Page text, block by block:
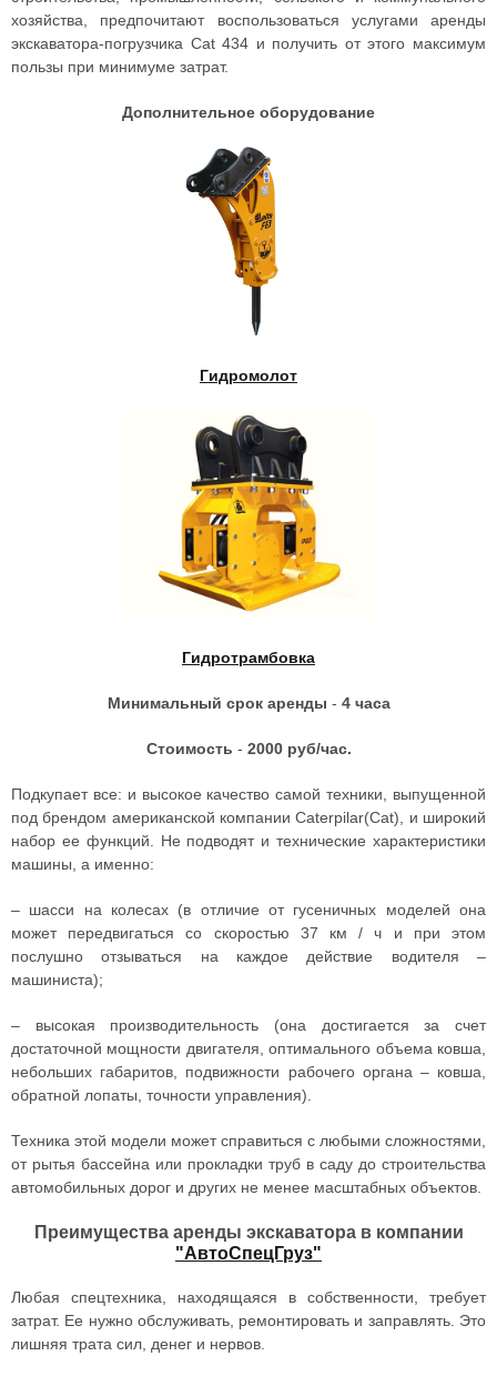
хозяйства, предпочитают воспользоваться услугами аренды
экскаватора-погрузчика Cat 434 и получить от этого максимум
пользы при минимуме затрат.
Дополнительное оборудование
Гидромолот
Гидротрамбовка
Минимальный срок аренды - 4 часа
Стоимость - 2000 руб/час.
Подкупает все: и высокое качество самой техники, выпущенной
под брендом американской компании Caterpilar(Cat), и широкий
набор ее функций. Не подводят и технические характеристики
машины, а именно:
– шасси на колесах (в отличие от гусеничных моделей она
может передвигаться со скоростью 37 км / ч и при этом
послушно отзываться на каждое действие водителя –
машиниста);
– высокая производительность (она достигается за счет
достаточной мощности двигателя, оптимального объема ковша,
небольших габаритов, подвижности рабочего органа – ковша,
обратной лопаты, точности управления).
Техника этой модели может справиться с любыми сложностями,
от рытья бассейна или прокладки труб в саду до строительства
автомобильных дорог и других не менее масштабных объектов.
Преимущества аренды экскаватора в компании
"АвтоСпецГруз"
Любая спецтехника, находящаяся в собственности, требует
затрат. Ее нужно обслуживать, ремонтировать и заправлять. Это
лишняя трата сил, денег и нервов.